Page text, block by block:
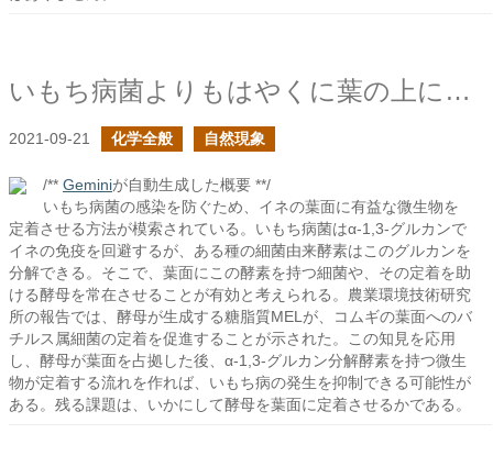
いもち病菌よりもはやくに葉の上にいてほしい菌たち
2021-09-21 化学全般 自然現象
/** Geminiが自動生成した概要 **/
いもち病菌の感染を防ぐため、イネの葉面に有益な微生物を
定着させる方法が模索されている。いもち病菌はα-1,3-グルカンで
イネの免疫を回避するが、ある種の細菌由来酵素はこのグルカンを
分解できる。そこで、葉面にこの酵素を持つ細菌や、その定着を助
ける酵母を常在させることが有効と考えられる。農業環境技術研究
所の報告では、酵母が生成する糖脂質MELが、コムギの葉面へのバ
チルス属細菌の定着を促進することが示された。この知見を応用
し、酵母が葉面を占拠した後、α-1,3-グルカン分解酵素を持つ微生
物が定着する流れを作れば、いもち病の発生を抑制できる可能性が
ある。残る課題は、いかにして酵母を葉面に定着させるかである。